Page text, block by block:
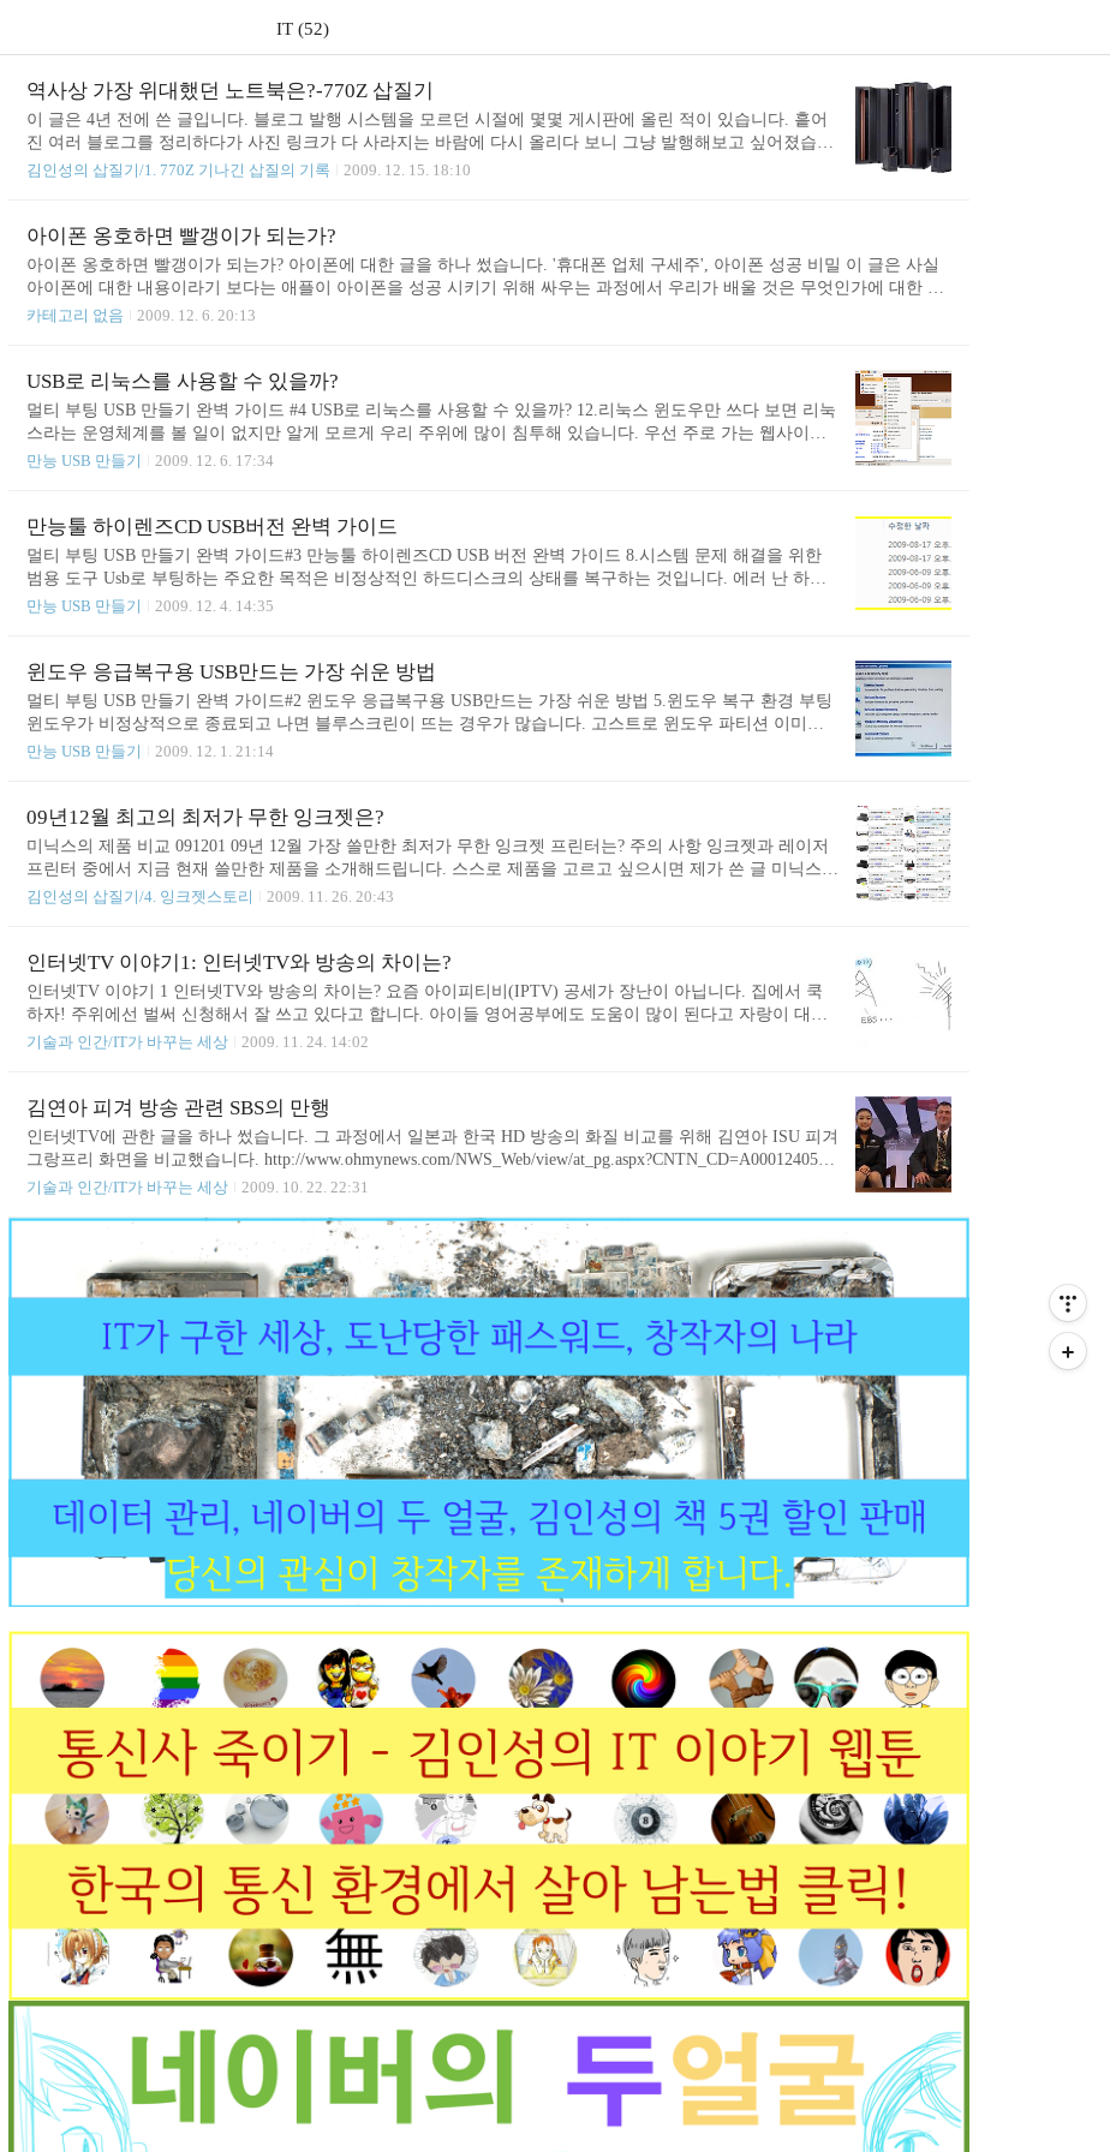
IT (52)
역사상 가장 위대했던 노트북은?-770Z 삽질기
이 글은 4년 전에 쓴 글입니다. 블로그 발행 시스템을 모르던 시절에 몇몇 게시판에 올린 적이 있습니다. 흩어
진 여러 블로그를 정리하다가 사진 링크가 다 사라지는 바람에 다시 올리다 보니 그냥 발행해보고 싶어졌습니
다. 읽으신 적이 있으신 분들은 재활용에 욕심을 내는 저를 용서하시고 그냥 패스해주시면 감사하겠습니다. 아
쓰면서 해를 넘기지 않기 위해서 애쓰던 기억도 납니다. 세상에는 천사들이 살고 있음도 그 때 알았지요. 이렇
게 다시 먼지를 털어 내다보니 사 년 전, 그때의 열정이 다시 살아..
김인성의 삽질기/1. 770Z 기나긴 삽질의 기록 2009. 12. 15. 18:10
아이폰 옹호하면 빨갱이가 되는가?
아이폰 옹호하면 빨갱이가 되는가? 아이폰에 대한 글을 하나 썼습니다. '휴대폰 업체 구세주', 아이폰 성공 비밀 이 글은 사실
아이폰에 대한 내용이라기 보다는 애플이 아이폰을 성공 시키기 위해 싸우는 과정에서 우리가 배울 것은 무엇인가에 대한 내
용입니다. 기존 관행에 굴복하여 신념을 굽히지 말고 자신이 잘하는 분야에서 창의적인 아이디어로 승부하라는 내용입니다.
도 외국에 나갔을 때 우리나라 기업 로고를 보고 감동한 적도 많았습니다. 우리가 김연아를 바라보듯이..
카테고리 없음 2009. 12. 6. 20:13
USB로 리눅스를 사용할 수 있을까?
멀티 부팅 USB 만들기 완벽 가이드 #4 USB로 리눅스를 사용할 수 있을까? 12.리눅스 윈도우만 쓰다 보면 리눅
스라는 운영체계를 볼 일이 없지만 알게 모르게 우리 주위에 많이 침투해 있습니다. 우선 주로 가는 웹사이트
는 대부분 리눅스로 운영됩니다. 큰 사이트일수록 그렇습니다. 가정이나 사무실에서 인터넷을 여러 대의 컴퓨
북들이 준비되고 있고 리눅스 네비게이션도 나옵니다. 구글은 크롬 오에스를 만들고 있는데 리눅스로 부팅한
다음 크롬 웹브라우저 안..
만능 USB 만들기 2009. 12. 6. 17:34
만능툴 하이렌즈CD USB버전 완벽 가이드
멀티 부팅 USB 만들기 완벽 가이드#3 만능툴 하이렌즈CD USB 버전 완벽 가이드 8.시스템 문제 해결을 위한
범용 도구 Usb로 부팅하는 주요한 목적은 비정상적인 하드디스크의 상태를 복구하는 것입니다. 에러 난 하드
디스크를 검사하거나 꼬인 윈도우를 교정하는 것들이지요. 이런 위험으로부터 데이터를 보호하려면 디스크
퓨터에서 체크할 수도 있습니다만 이런 작업이 복잡하고 어렵습니다. 시간도 많이 잡아 먹고 귀찮기도 하지요.
시스템을 그대로 두고 Usb로 부팅해서 해결할 수 있다면 무척 기쁜 일일 ..
만능 USB 만들기 2009. 12. 4. 14:35
윈도우 응급복구용 USB만드는 가장 쉬운 방법
멀티 부팅 USB 만들기 완벽 가이드#2 윈도우 응급복구용 USB만드는 가장 쉬운 방법 5.윈도우 복구 환경 부팅
윈도우가 비정상적으로 종료되고 나면 블루스크린이 뜨는 경우가 많습니다. 고스트로 윈도우 파티션 이미지
복사 등을 하고 나면 부팅 과정이 꼬여버리는 경우도 있지요. 이 때 필요한 것이 응급 복구 모드입니다. 대개
수 있는 다양한 툴을 갖춘 응급 복무 모드가 있습니다. 이미 우리가 그 것을 만들었습니다. 바로 인스톨 CD에
함께 있습니다. ..
만능 USB 만들기 2009. 12. 1. 21:14
09년12월 최고의 최저가 무한 잉크젯은?
미닉스의 제품 비교 091201 09년 12월 가장 쓸만한 최저가 무한 잉크젯 프린터는? 주의 사항 잉크젯과 레이저
프린터 중에서 지금 현재 쓸만한 제품을 소개해드립니다. 스스로 제품을 고르고 싶으시면 제가 쓴 글 미닉스의
잉크젯 스토리를 참고 하시기 바랍니다. 잉크젯을 고르는 기준은 다음과 같습니다. 최저가 및 유지비가 저렴할
같습니다. 최저가 및 유지비가 저렴할 것 재생 토너 카트리지 구입 가능 잔 고장이 없는 제품 인쇄 품질이 좋아
야 함 편의 장치도 고려 레이저 프린터는 잉크젯만큼 사용..
김인성의 삽질기/4. 잉크젯스토리 2009. 11. 26. 20:43
인터넷TV 이야기1: 인터넷TV와 방송의 차이는?
인터넷TV 이야기 1 인터넷TV와 방송의 차이는? 요즘 아이피티비(IPTV) 공세가 장난이 아닙니다. 집에서 쿡
하자! 주위에선 벌써 신청해서 잘 쓰고 있다고 합니다. 아이들 영어공부에도 도움이 많이 된다고 자랑이 대단
하지요. 시더언신 브로드밴드. 놓친 드라마도 다 볼 수 있다네요. 얼마 전까지만 해도 지난 방송만 볼 수 있었
도 있습니다. 더구나 지금 인터넷하고 인터넷전화를 함께 묶어 신청하면 할인까지 해 준답니다. 인터넷에서 찾
아 보니까 이달 말까지 30만원 현금 지급에 6개월 공짜 행사하는..
기술과 인간/IT가 바꾸는 세상 2009. 11. 24. 14:02
김연아 피겨 방송 관련 SBS의 만행
인터넷TV에 관한 글을 하나 썼습니다. 그 과정에서 일본과 한국 HD 방송의 화질 비교를 위해 김연아 ISU 피겨
그랑프리 화면을 비교했습니다. http://www.ohmynews.com/NWS_Web/view/at_pg.aspx?CNTN_CD=A0001240514
&PAGE_CD= 일본 위성방송 캡쳐 화면: 25Mbps 의 대역폭을 자랑하는 일본 HD 방송의 위력을 실감할 수 있습
이라 그냥 복사합니다.^^) 이에 반해 허접한 화질의 SBS 방송 화면을 비교했습니다. 아래 쪽이 SBS 화면입니
다. 그런데 방송국에 근무한다는 분이 댓글을 통해 놀라운 사실을 알려 주었습니다. 제가 캡쳐한 SB..
기술과 인간/IT가 바꾸는 세상 2009. 10. 22. 22:31